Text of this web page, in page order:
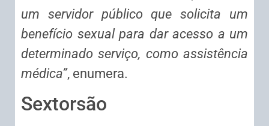
um servidor público que solicita um
benefício sexual para dar acesso a um
determinado serviço, como assistência
médica”, enumera.
Sextorsão